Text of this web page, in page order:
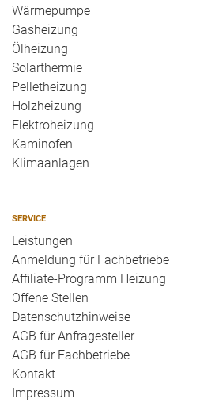
Wärmepumpe
Gasheizung
Ölheizung
Solarthermie
Pelletheizung
Holzheizung
Elektroheizung
Kaminofen
Klimaanlagen
SERVICE
Leistungen
Anmeldung für Fachbetriebe
Affiliate-Programm Heizung
Offene Stellen
Datenschutzhinweise
AGB für Anfragesteller
AGB für Fachbetriebe
Kontakt
Impressum